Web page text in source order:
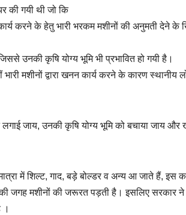
की गयी थी जो कि
कार्य करने के हेतु भारी भरकम मशीनों की अनुमती देने के
उनकी कृषि योग्य भूमि भी प्रभावित हो गयी है।
मशीनों द्वारा खनन कार्य करने के कारण स्थानीय
लगाई जाय, उनकी कृषि योग्य भूमि को बचाया जाय और
में शिल्ट, गाद, बड़े बोल्डर व अन्य आ जाते हैं, इस
की जगह मशीनों की जरूरत पड़ती है। इसलिए सरकार ने
।